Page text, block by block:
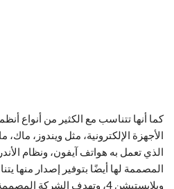
كما أنها تتناسب مع الكثير من أنواع
الذي تعمل به هواتف آيفون، ونظام
وبلايستيشن 4، وتهدف الشركة